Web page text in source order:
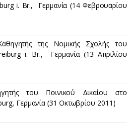
i. Br., Γερμανία (14 Φεβρουαρίου
της Νομικής Σχολής του
i. Br., Γερμανία (13 Απριλίου
του Ποινικού Δικαίου στο
Γερμανία (31 Οκτωβρίου 2011)